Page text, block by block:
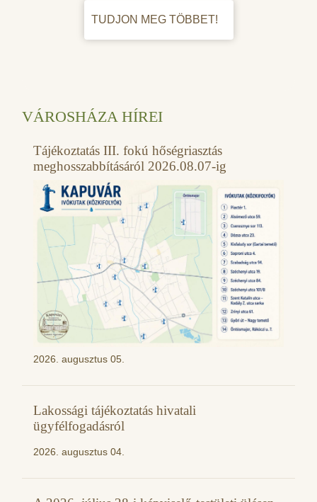
TUDJON MEG TÖBBET!
VÁROSHÁZA HÍREI
Tájékoztatás III. fokú hőségriasztás
meghosszabbításáról 2026.08.07-ig
2026. augusztus 05.
Lakossági tájékoztatás hivatali
ügyfélfogadásról
2026. augusztus 04.